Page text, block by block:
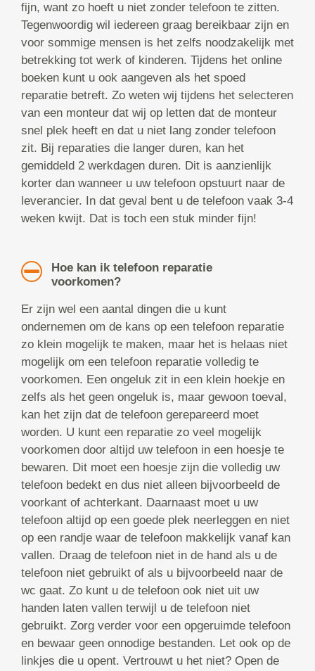
fijn, want zo hoeft u niet zonder telefoon te zitten.
Tegenwoordig wil iedereen graag bereikbaar zijn en
voor sommige mensen is het zelfs noodzakelijk met
betrekking tot werk of kinderen. Tijdens het online
boeken kunt u ook aangeven als het spoed
reparatie betreft. Zo weten wij tijdens het selecteren
van een monteur dat wij op letten dat de monteur
snel plek heeft en dat u niet lang zonder telefoon
zit. Bij reparaties die langer duren, kan het
gemiddeld 2 werkdagen duren. Dit is aanzienlijk
korter dan wanneer u uw telefoon opstuurt naar de
leverancier. In dat geval bent u de telefoon vaak 3-4
weken kwijt. Dat is toch een stuk minder fijn!
Hoe kan ik telefoon reparatie
voorkomen?
Er zijn wel een aantal dingen die u kunt
ondernemen om de kans op een telefoon reparatie
zo klein mogelijk te maken, maar het is helaas niet
mogelijk om een telefoon reparatie volledig te
voorkomen. Een ongeluk zit in een klein hoekje en
zelfs als het geen ongeluk is, maar gewoon toeval,
kan het zijn dat de telefoon gerepareerd moet
worden. U kunt een reparatie zo veel mogelijk
voorkomen door altijd uw telefoon in een hoesje te
bewaren. Dit moet een hoesje zijn die volledig uw
telefoon bedekt en dus niet alleen bijvoorbeeld de
voorkant of achterkant. Daarnaast moet u uw
telefoon altijd op een goede plek neerleggen en niet
op een randje waar de telefoon makkelijk vanaf kan
vallen. Draag de telefoon niet in de hand als u de
telefoon niet gebruikt of als u bijvoorbeeld naar de
wc gaat. Zo kunt u de telefoon ook niet uit uw
handen laten vallen terwijl u de telefoon niet
gebruikt. Zorg verder voor een opgeruimde telefoon
en bewaar geen onnodige bestanden. Let ook op de
linkjes die u opent. Vertrouwt u het niet? Open de